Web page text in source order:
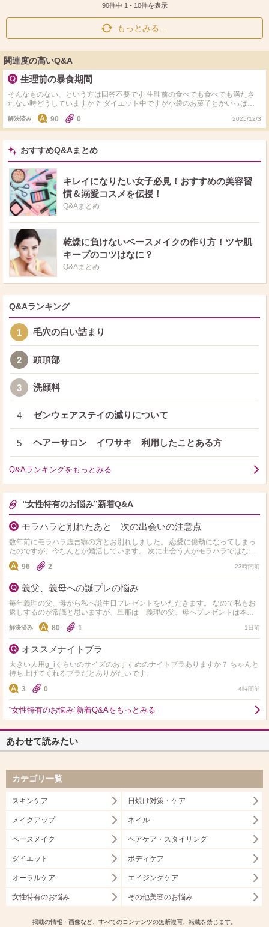
90件中 1 - 10件を表示
もっとみる…
関連度の高いQ&A
生理前の暴食期間
そんなものない、という方は回答不要です 生理前の食べても食べても満たさ
れない時どうしていますか？ ダイエット中ですが小袋のお菓子とかいっぱい
食べちゃって自己嫌悪中です… おすすめの食べ物とかあれば教えてください
m(_ _)m ゼリーは食べません…
解決済み 90 0 2025/12/3
おすすめQ&Aまとめ
キレイになりたい女子必見！おすすめの美容習
慣＆溺愛コスメを伝授！
Q&Aまとめ
乾燥に負けないベースメイクの作り方！ツヤ肌
キープのコツはなに？
Q&Aまとめ
Q&Aランキング
1 毛穴の白い詰まり
2 頭頂部
3 洗顔料
4 ゼンウェアステイの減りについて
5 ヘアーサロン イワサキ 利用したことある方
Q&Aランキングをもっとみる
“女性特有のお悩み”新着Q&A
モラハラと別れたあと 次の出会いの注意点
数年前にモラハラ虚言癖の方とお別れしました。 恋愛に億劫になってしまっ
たのですが、今なんとか婚活しています。 次に出会う人がモラハラではない
か不安です。 モラハラと付き合ったことがある方…
96 2 23時間前
義父、義母への誕プレの悩み
毎年義理の父、母から私へ誕生日プレゼントをいただきます。 なので私もお
返しするのが常識と思いますが、旦那は 義理の父、母へプレゼントは本当
解決済み 80 1 1日前
オススメナイトブラ
大きい人用g_iくらいのサイズのおすすめのナイトブラありますか？ ちゃんと
持ち上げてくれるブラだとありがたいです。
3
0 4時間前
“女性特有のお悩み”新着Q&Aをもっとみる
あわせて読みたい
カテゴリ一覧
スキンケア 日焼け対策・ケア
メイクアップ ネイル
ベースメイク ヘアケア・スタイリング
ダイエット ボディケア
オーラルケア エイジングケア
女性特有のお悩み その他美容のお悩み
掲載の情報・画像など、すべてのコンテンツの無断複写、転載を禁じます。